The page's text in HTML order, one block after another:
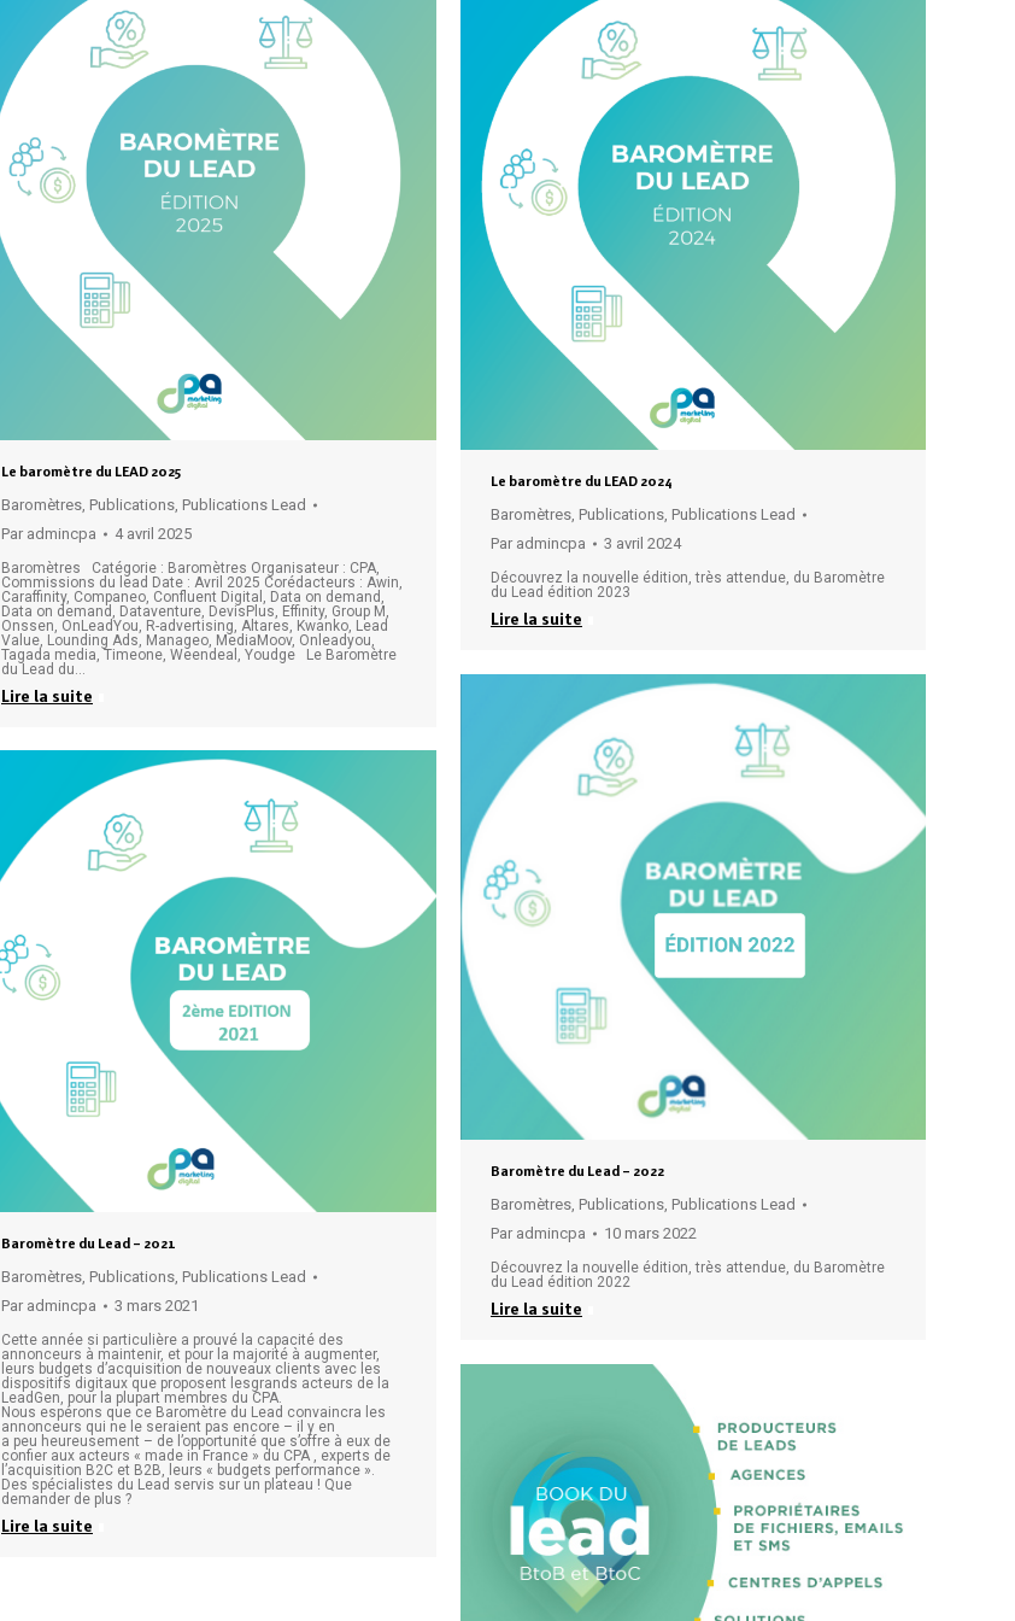
Le baromètre du LEAD 2025
Baromètres Publications Publications Lead
Par admincpa 4 avril 2025
Baromètres Catégorie : Baromètres Organisateur : CPA,
Commissions du lead Date : Avril 2025 Corédacteurs : Awin,
Caraffinity, Companeo, Confluent Digital, Data on demand,
Data on demand, Dataventure, DevisPlus, Effinity, Group M,
Onssen, OnLeadYou, R-advertising, Altares, Kwanko, Lead
Value, Lounding Ads, Manageo, MediaMoov, Onleadyou,
Tagada media, Timeone, Weendeal, Youdge Le Baromètre
du Lead du…
Lire la suite
Le baromètre du LEAD 2024
Baromètres, Publications, Publications Lead
Par admincpa 3 avril 2024
Découvrez la nouvelle édition, très attendue, du Baromètre
du Lead édition 2023
Lire la suite
Baromètre du Lead – 2022
Baromètres, Publications, Publications Lead
Par admincpa 10 mars 2022
Découvrez la nouvelle édition, très attendue, du Baromètre
du Lead édition 2022
Lire la suite
Baromètre du Lead – 2021
Baromètres, Publications, Publications Lead
Par admincpa 3 mars 2021
Cette année si particulière a prouvé la capacité des
annonceurs à maintenir, et pour la majorité à augmenter,
leurs budgets d’acquisition de nouveaux clients avec les
dispositifs digitaux que proposent lesgrands acteurs de la
LeadGen, pour la plupart membres du CPA.
Nous espérons que ce Baromètre du Lead convaincra les
annonceurs qui ne le seraient pas encore – il y en
a peu heureusement – de l’opportunité que s’offre à eux de
confier aux acteurs « made in France » du CPA , experts de
l’acquisition B2C et B2B, leurs « budgets performance ».
Des spécialistes du Lead servis sur un plateau ! Que
demander de plus ?
Lire la suite